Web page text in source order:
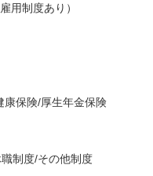
用制度あり）
康保険/厚生年金保険
制度/その他制度